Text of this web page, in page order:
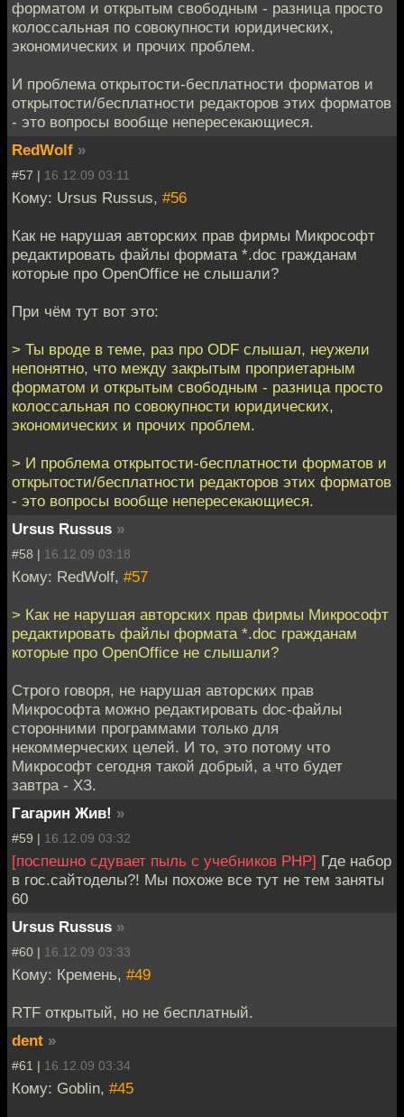
форматом и открытым свободным - разница просто
колоссальная по совокупности юридических,
экономических и прочих проблем.
И проблема открытости-бесплатности форматов и
открытости/бесплатности редакторов этих форматов
- это вопросы вообще непересекающиеся.
RedWolf »
#57 | 16.12.09 03:11
Кому: Ursus Russus, #56
Как не нарушая авторских прав фирмы Микрософт
редактировать файлы формата *.doc гражданам
которые про OpenOffice не слышали?
При чём тут вот это:
> Ты вроде в теме, раз про ODF слышал, неужели
непонятно, что между закрытым проприетарным
форматом и открытым свободным - разница просто
колоссальная по совокупности юридических,
экономических и прочих проблем.
> И проблема открытости-бесплатности форматов и
открытости/бесплатности редакторов этих форматов
- это вопросы вообще непересекающиеся.
Ursus Russus »
#58 | 16.12.09 03:18
Кому: RedWolf, #57
> Как не нарушая авторских прав фирмы Микрософт
редактировать файлы формата *.doc гражданам
которые про OpenOffice не слышали?
Строго говоря, не нарушая авторских прав
Микрософта можно редактировать doc-файлы
сторонними программами только для
некоммерческих целей. И то, это потому что
Микрософт сегодня такой добрый, а что будет
завтра - ХЗ.
Гагарин Жив! »
#59 | 16.12.09 03:32
[поспешно сдувает пыль с учебников PHP] Где набор
в гос.сайтоделы?! Мы похоже все тут не тем заняты
60
Ursus Russus »
#60 | 16.12.09 03:33
Кому: Кремень, #49
RTF открытый, но не бесплатный.
dent »
#61 | 16.12.09 03:34
Кому: Goblin, #45